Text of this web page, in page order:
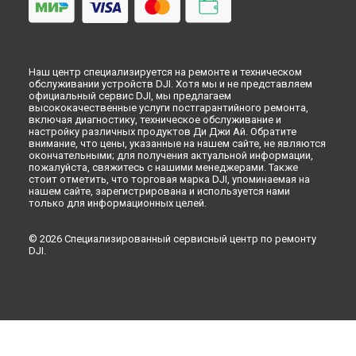
Ремонт пульта дистанционного управления DJI RC Pro DJI в
Ремонт пульта дистанционного управления DJI RC Pro DJI в
Красноярске
Ремонт пульта дистанционного управления DJI RC Pro DJI в
Перми
Ремонт пульта дистанционного управления DJI RC Pro DJI в
Ульяновске
Ремонт пульта дистанционного управления DJI RC Pro DJI в
Кирове
Ремонт пульта дистанционного управления DJI RC Pro DJI в
Ремонт пульта дистанционного управления DJI RC Pro DJI в
Санкт-Петербурге
Наш центр специализируется на ремонте и техническом
обслуживании устройств DJI. Хотя мы и не представляем
официальный сервис DJI, мы предлагаем
высококачественные услуги постгарантийного ремонта,
включая диагностику, техническое обслуживание и
настройку различных продуктов Ди Джи Ай. Обратите
внимание, что цены, указанные на нашем сайте, не являются
окончательными; для получения актуальной информации,
пожалуйста, свяжитесь с нашими менеджерами. Также
стоит отметить, что торговая марка DJI, упоминаемая на
нашем сайте, зарегистрирована и используется нами
только для информационных целей.
© 2026 Специализированный сервисный центр по ремонту
DJI.